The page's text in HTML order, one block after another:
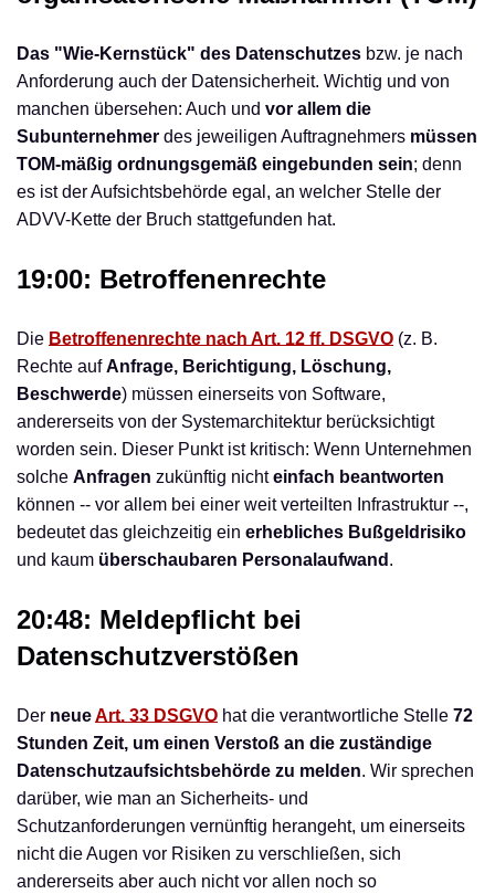
Das "Wie-Kernstück" des Datenschutzes bzw. je nach
Anforderung auch der Datensicherheit. Wichtig und von
manchen übersehen: Auch und vor allem die
Subunternehmer des jeweiligen Auftragnehmers müssen
TOM-mäßig ordnungsgemäß eingebunden sein; denn
es ist der Aufsichtsbehörde egal, an welcher Stelle der
ADVV-Kette der Bruch stattgefunden hat.
19:00: Betroffenenrechte
Die Betroffenenrechte nach Art. 12 ff. DSGVO (z. B.
Rechte aufAnfrage, Berichtigung, Löschung,
Beschwerde) müssen einerseits von Software,
andererseits von der Systemarchitektur berücksichtigt
worden sein. Dieser Punkt ist kritisch: Wenn Unternehmen
solche Anfragen zukünftig nichteinfach beantworten
können -- vor allem bei einer weit verteilten Infrastruktur --,
bedeutet das gleichzeitig ein erhebliches Bußgeldrisiko
und kaum überschaubaren Personalaufwand .
20:48: Meldepflicht bei
Datenschutzverstößen
Der neueArt. 33 DSGVO hat die verantwortliche Stelle 72
Stunden Zeit, um einen Verstoß an die zuständige
Datenschutzaufsichtsbehörde zu melden. Wir sprechen
darüber, wie man an Sicherheits- und
Schutzanforderungen vernünftig herangeht, um einerseits
nicht die Augen vor Risiken zu verschließen, sich
andererseits aber auch nicht vor allen noch so